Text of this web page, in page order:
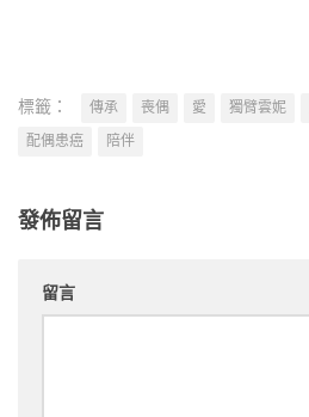
標籤： 傳承 喪偶 愛 獨臂雲妮
配偶患癌
陪伴
發佈留言
留言